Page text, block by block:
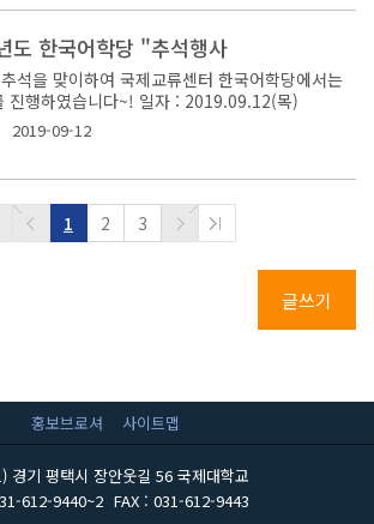
도 한국어학당 "추석행사
석을 맞이하여 국제교류센터 한국어학당에서는
진행하였습니다~! 일자 : 2019.09.12(목)
장소 : 국제대학교 체육관 및 예지관 참여자:
터장 및 행..
2019-09-12
1 2 3
글쓰기
홍보브로셔 사이트맵
경기 평택시 장안웃길 56 국제대학교
612-9440~2 FAX : 031-612-9443